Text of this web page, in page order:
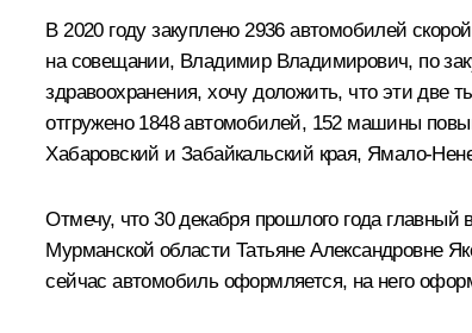
В 2020 году закуплено 2936 автомобилей
на совещании, Владимир Владимирович, по
здравоохранения, хочу доложить, что эти две
отгружено 1848 автомобилей, 152 машины
Хабаровский и Забайкальский края, Ямало-
Отмечу, что 30 декабря прошлого года
Мурманской области Татьяне Александровне
сейчас автомобиль оформляется, на него